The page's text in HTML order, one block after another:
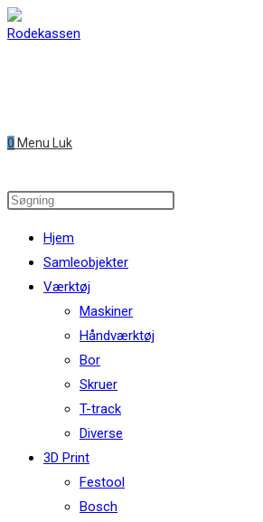
Skip
to
0 Menu Luk
Search
website
Hjem
Samleobjekter
Værktøj
Maskiner
Håndværktøj
Bor
Skruer
T-track
Diverse
3D Print
Festool
Bosch